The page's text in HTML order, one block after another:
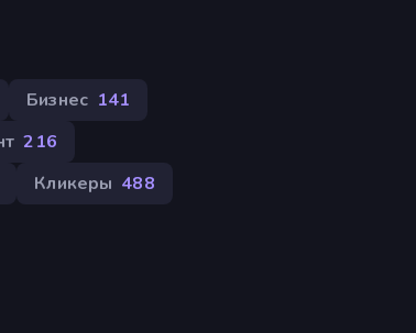
Бизнес 141
216
Кликеры 488